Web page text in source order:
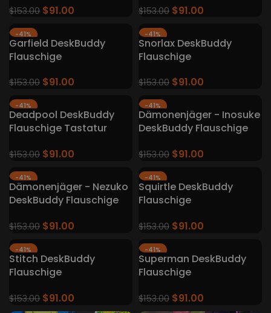
$153.00 $91.00 $153.00 $91.00
-41%
Garfield DeskBuddy
Flauschige
$153.00 $91.00
-41%
Snorlax DeskBuddy
Flauschige
$153.00 $91.00
-41%
Deadpool DeskBuddy
Flauschige Tastatur
$153.00 $91.00
-41%
Dämonenjäger - Inosuke
DeskBuddy Flauschige
$153.00 $91.00
-41%
Dämonenjäger - Nezuko
DeskBuddy Flauschige
$153.00 $91.00
-41%
Squirtle DeskBuddy
Flauschige
$153.00 $91.00
-41%
Stitch DeskBuddy
Flauschige
$153.00 $91.00
-41%
Superman DeskBuddy
Flauschige
$153.00 $91.00